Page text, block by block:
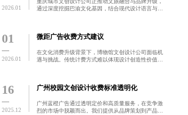
2026.01
重庆城市文创设计公司正推动文旅融合与品牌升级，
通过深度挖掘巴渝文化基因，结合现代设计语言与数
01
2026.01
微距广告收费方式建议
在文化消费升级背景下，博物馆文创设计公司面临机
遇与挑战。传统计费方式难以体现设计创造性价值，
16
2025.12
广州校园文创设计收费标准透明化
广州蓝橙广告通过透明定价和高质量服务，在竞争激
烈的市场中脱颖而出。我们提供从品牌策划到产品落